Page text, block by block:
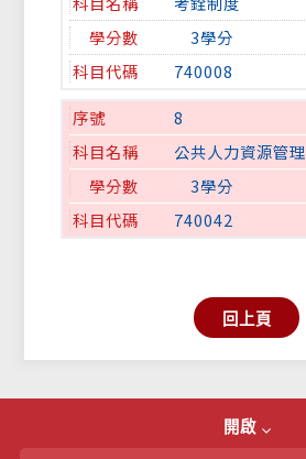
3學分
740008
8
公共人力資源管理
3學分
740042
回上頁
開啟